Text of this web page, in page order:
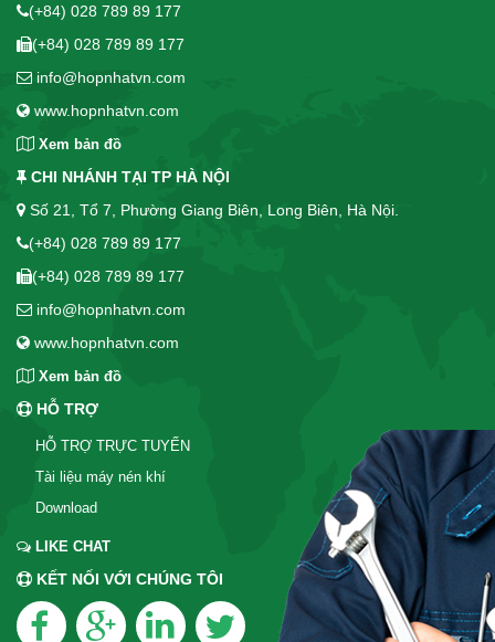
(+84) 028 789 89 177
(+84) 028 789 89 177
info@hopnhatvn.com
www.hopnhatvn.com
Xem bản đồ
CHI NHÁNH TẠI TP HÀ NỘI
Số 21, Tổ 7, Phường Giang Biên, Long Biên, Hà Nội.
(+84) 028 789 89 177
(+84) 028 789 89 177
info@hopnhatvn.com
www.hopnhatvn.com
Xem bản đồ
HỖ TRỢ
HỖ TRỢ TRỰC TUYẾN
Tài liệu máy nén khí
Download
LIKE CHAT
KẾT NỐI VỚI CHÚNG TÔI